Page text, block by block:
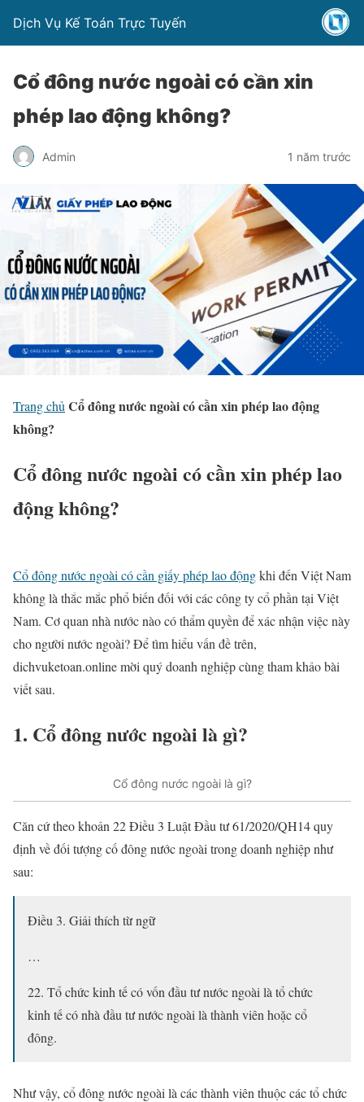
Dịch Vụ Kế Toán Trực Tuyến
Cổ đông nước ngoài có cần xin
phép lao động không?
Admin 1 năm trước
Trang chủ Cổ đông nước ngoài có cần xin phép lao động
không?
Cổ đông nước ngoài có cần xin phép lao
động không?
Cổ đông nước ngoài có cần giấy phép lao độngkhi đến Việt Nam
không là thắc mắc phổ biến đối với các công ty cổ phần tại Việt
Nam. Cơ quan nhà nước nào có thẩm quyền để xác nhận việc này
cho người nước ngoài? Để tìm hiểu vấn đề trên,
dichvuketoan.online mời quý doanh nghiệp cùng tham khảo bài
viết sau.
1. Cổ đông nước ngoài là gì?
Cổ đông nước ngoài là gì?
Căn cứ theo khoản 22 Điều 3 Luật Đầu tư 61/2020/QH14 quy
định về đối tượng cố đông nước ngoài trong doanh nghiệp như
sau:
Điều 3. Giải thích từ ngữ
…
22. Tổ chức kinh tế có vốn đầu tư nước ngoài là tổ chức
kinh tế có nhà đầu tư nước ngoài là thành viên hoặc cổ
đông.
Như vậy, cổ đông nước ngoài là các thành viên thuộc các tổ chức